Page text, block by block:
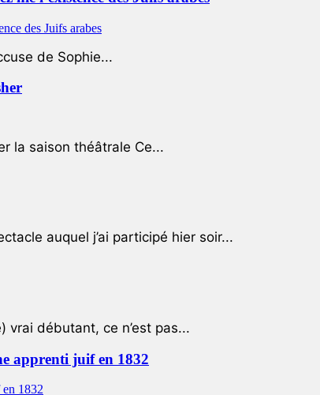
de Sophie...
la saison théâtrale Ce...
auquel j’ai participé hier soir...
vrai débutant, ce n’est pas...
apprenti juif en 1832